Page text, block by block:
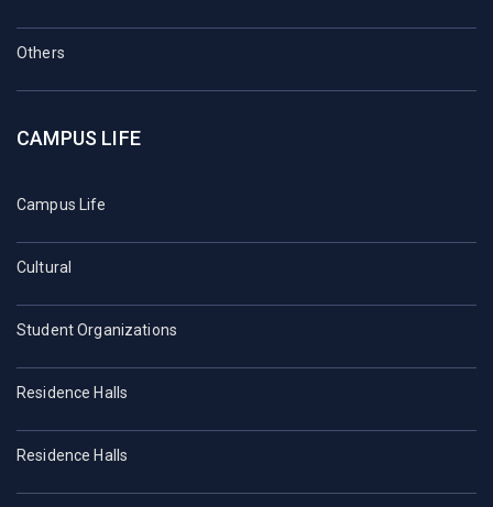
Others
CAMPUS LIFE
Campus Life
Cultural
Student Organizations
Residence Halls
Residence Halls